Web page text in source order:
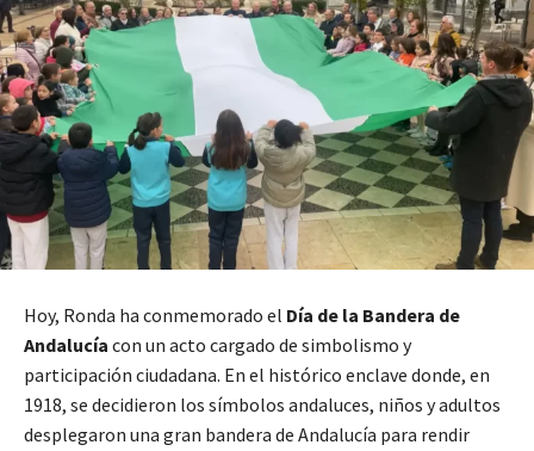
Hoy, Ronda ha conmemorado el Día de la Bandera de
Andalucía con un acto cargado de simbolismo y
participación ciudadana. En el histórico enclave donde, en
1918, se decidieron los símbolos andaluces, niños y adultos
desplegaron una gran bandera de Andalucía para rendir